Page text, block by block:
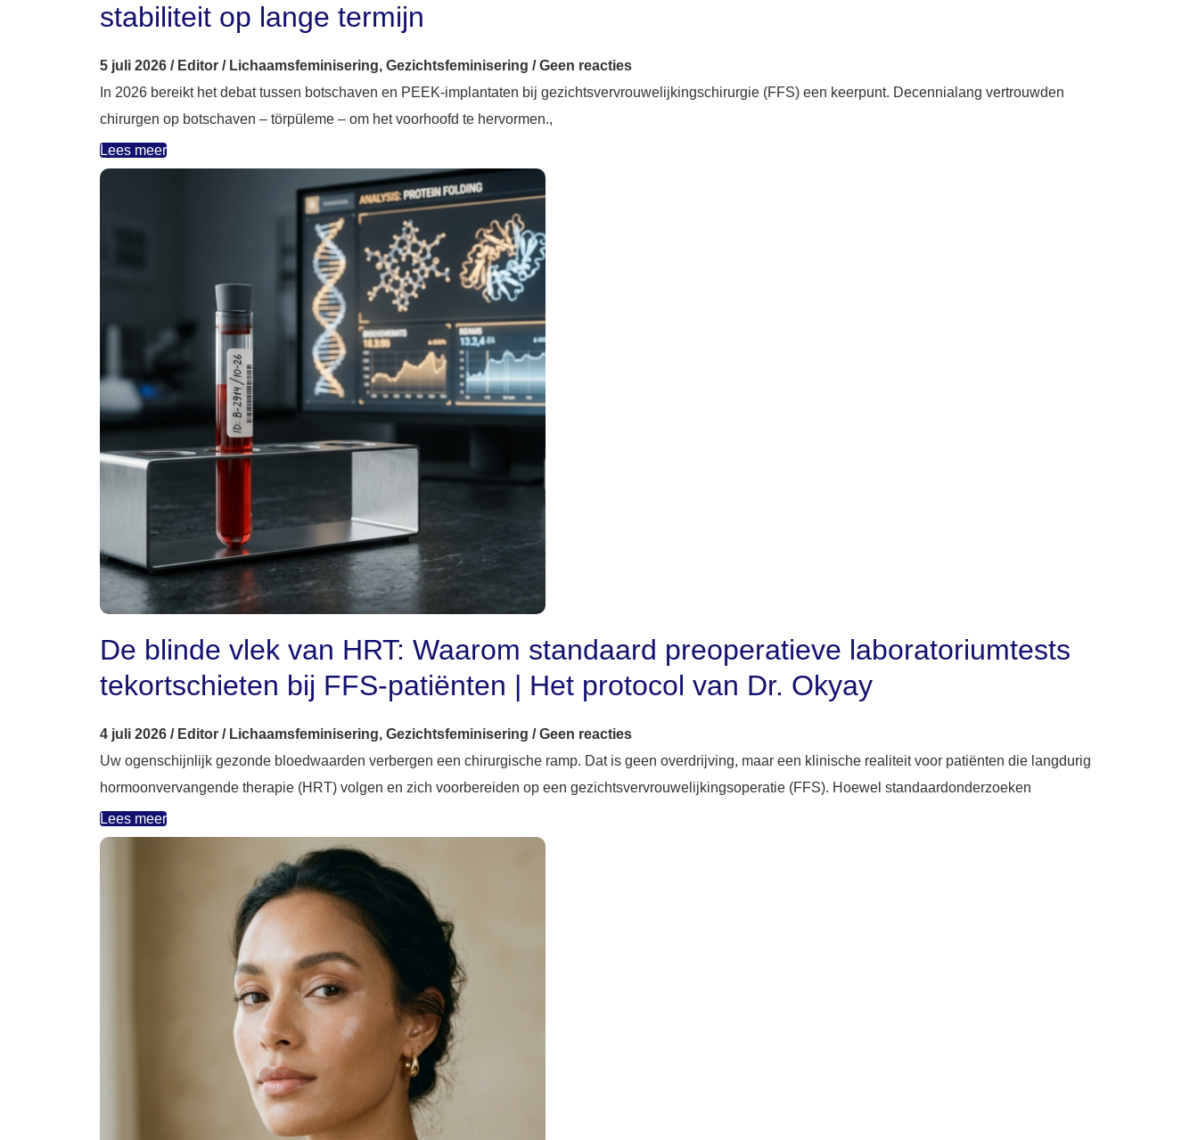
stabiliteit op lange termijn
5 juli 2026 / Editor / Lichaamsfeminisering, Gezichtsfeminisering / Geen reacties
In 2026 bereikt het debat tussen botschaven en PEEK-implantaten bij gezichtsvervrouwelijkingschirurgie (FFS) een keerpunt. Decennialang vertrouwden
chirurgen op botschaven – törpüleme – om het voorhoofd te hervormen.,
Lees meer
De blinde vlek van HRT: Waarom standaard preoperatieve laboratoriumtests
tekortschieten bij FFS-patiënten | Het protocol van Dr. Okyay
4 juli 2026 / Editor / Lichaamsfeminisering, Gezichtsfeminisering / Geen reacties
Uw ogenschijnlijk gezonde bloedwaarden verbergen een chirurgische ramp. Dat is geen overdrijving, maar een klinische realiteit voor patiënten die langdurig
hormoonvervangende therapie (HRT) volgen en zich voorbereiden op een gezichtsvervrouwelijkingsoperatie (FFS). Hoewel standaardonderzoeken
Lees meer